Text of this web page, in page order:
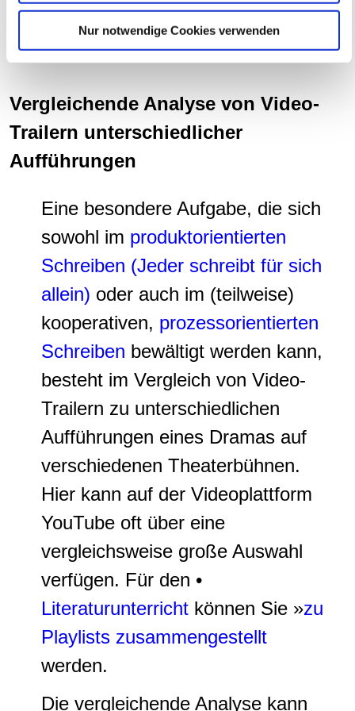
Partner führen diese Informationen möglicherweise mit
weiteren Daten zusammen, die Sie ihnen bereitgestellt
haben oder die sie im Rahmen Ihrer Nutzung der Dienste
Nur notwendige Cookies verwenden
Ebenen?
...
Vergleichende Analyse von Video-
Trailern unterschiedlicher
Aufführungen
Eine besondere Aufgabe, die sich
sowohl im produktorientierten
Schreiben (Jeder schreibt für sich
allein) oder auch im (teilweise)
kooperativen, prozessorientierten
Schreiben bewältigt werden kann,
besteht im Vergleich von Video-
Trailern zu unterschiedlichen
Aufführungen eines Dramas auf
verschiedenen Theaterbühnen.
Hier kann auf der Videoplattform
YouTube oft über eine
vergleichsweise große Auswahl
verfügen. Für den •
Literaturunterricht können Sie »zu
Playlists zusammengestellt
werden.
Die vergleichende Analyse kann